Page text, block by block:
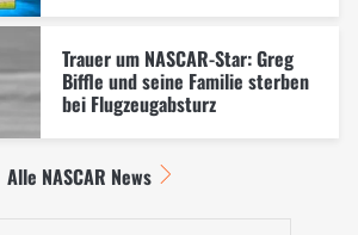
Trauer um NASCAR-Star: Greg
Biffle und seine Familie sterben
bei Flugzeugabsturz
Alle NASCAR News